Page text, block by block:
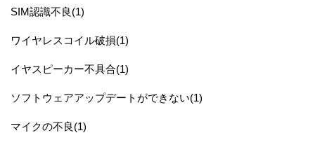
SIM認識不良(1)
ワイヤレスコイル破損(1)
イヤスピーカー不具合(1)
ソフトウェアアップデートができない(1)
マイクの不良(1)